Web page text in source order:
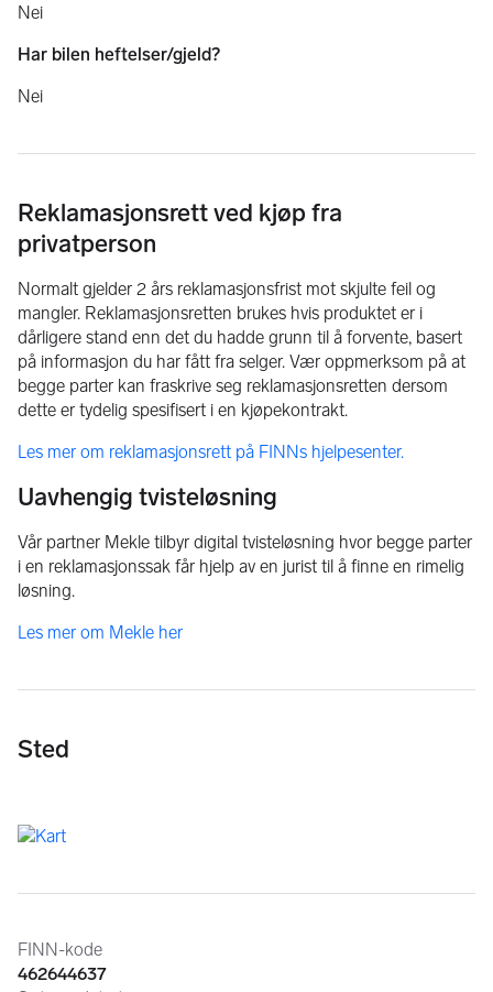
Nei
Har bilen heftelser/gjeld?
Nei
Reklamasjonsrett ved kjøp fra
privatperson
Normalt gjelder 2 års reklamasjonsfrist mot skjulte feil og
mangler. Reklamasjonsretten brukes hvis produktet er i
dårligere stand enn det du hadde grunn til å forvente, basert
på informasjon du har fått fra selger. Vær oppmerksom på at
begge parter kan fraskrive seg reklamasjonsretten dersom
dette er tydelig spesifisert i en kjøpekontrakt.
Les mer om reklamasjonsrett på FINNs hjelpesenter.
Uavhengig tvisteløsning
Vår partner Mekle tilbyr digital tvisteløsning hvor begge parter
i en reklamasjonssak får hjelp av en jurist til å finne en rimelig
løsning.
Les mer om Mekle her
Sted
Annonseinformasjon
FINN-kode
462644637